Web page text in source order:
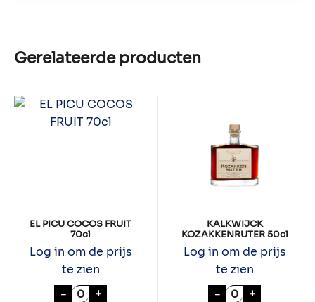
Gerelateerde producten
EL PICU COCOS FRUIT
70cl
Log in om de prijs
te zien
- EL PICU COCOS FRUIT 70cl aantal
+
KALKWIJCK
KOZAKKENRUTER 50cl
Log in om de prijs
te zien
- KALKWIJCK
+